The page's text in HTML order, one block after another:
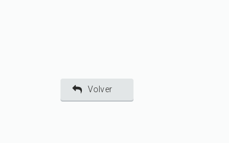
Volver